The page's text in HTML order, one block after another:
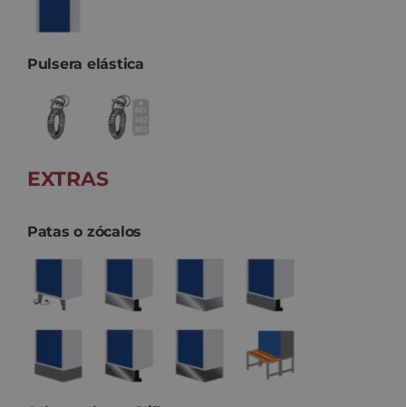
Pulsera elástica
EXTRAS
Patas o zócalos